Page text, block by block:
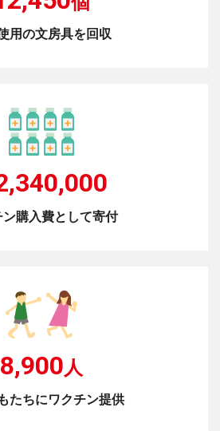
用の文房具を回収
ン購入費として寄付
8,900人
たちにワクチン提供